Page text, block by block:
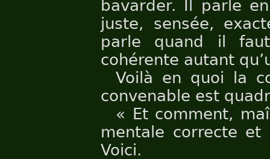
bavarder. Il parle
juste, sensée,
parle quand il
cohérente autant
Voilà en quoi la
convenable est
« Et comment,
mentale correcte et
Voici.